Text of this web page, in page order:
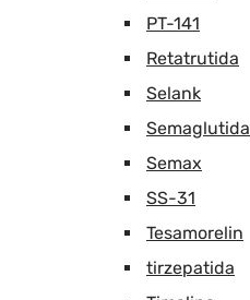
PT-141
Retatrutida
Selank
Semaglutida
Semax
SS-31
Tesamorelin
tirzepatida